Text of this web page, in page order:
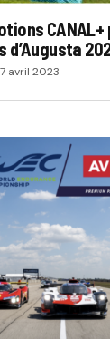
CANAL+
d’Augusta
7 avril 2023